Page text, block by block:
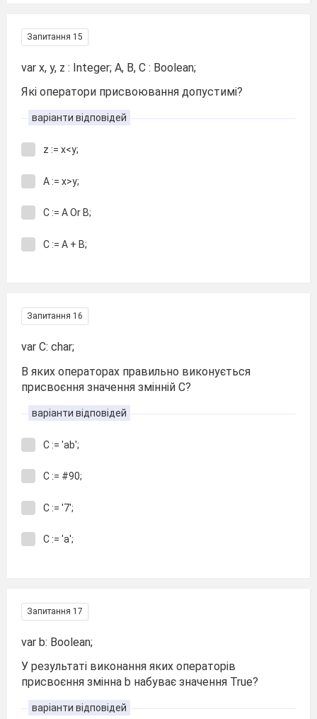
Запитання 15
var x, y, z : Integer; A, B, C : Boolean;
Які оператори присвоювання допустимі?
варіанти відповідей
z := x<y;
A := x>y;
C := A Or B;
C := A + B;
Запитання 16
var C: char;
В яких операторах правильно виконується
присвоєння значення змінній С?
варіанти відповідей
С := 'ab';
C := #90;
С := '7';
С := 'a';
Запитання 17
var b: Boolean;
У результаті виконання яких операторів
присвоєння змінна b набуває значення True?
варіанти відповідей